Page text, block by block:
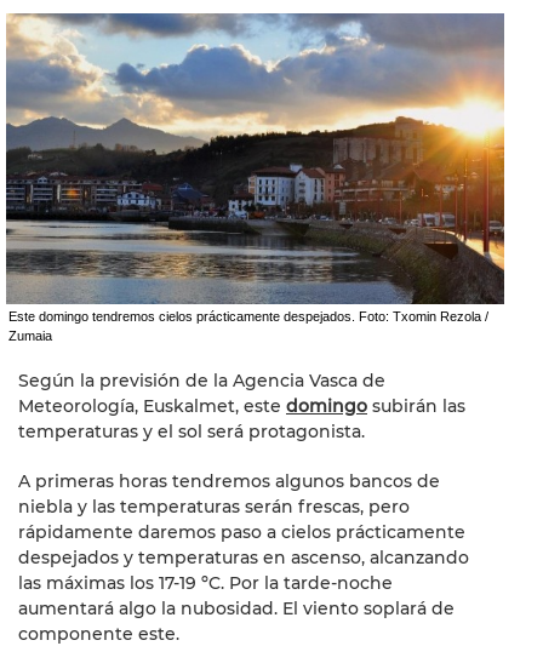
Este domingo tendremos cielos prácticamente despejados. Foto: Txomin Rezola /
Zumaia
Según la previsión de la Agencia Vasca de
Meteorología, Euskalmet, este domingo subirán las
temperaturas y el sol será protagonista.
A primeras horas tendremos algunos bancos de
niebla y las temperaturas serán frescas, pero
rápidamente daremos paso a cielos prácticamente
despejados y temperaturas en ascenso, alcanzando
las máximas los 17-19 ºC. Por la tarde-noche
aumentará algo la nubosidad. El viento soplará de
componente este.